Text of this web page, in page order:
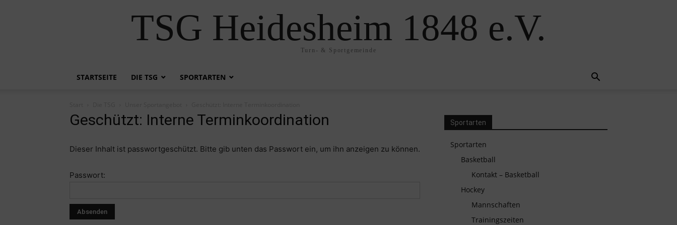
TSG Heidesheim 1848 e.V.
Turn- & Sportgemeinde
STARTSEITE DIE TSG SPORTARTEN
Geschützt: Interne Terminkoordination
Dieser Inhalt ist passwortgeschützt. Bitte gib unten das Passwort ein, um ihn anzeigen zu können.
Passwort:
Sportarten
Sportarten
Basketball
Kontakt – Basketball
Hockey
Mannschaften
Trainingszeiten